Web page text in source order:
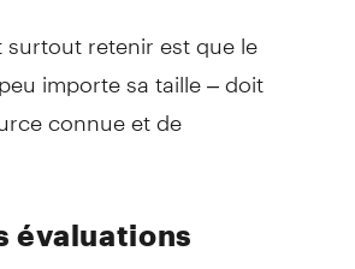
surtout retenir est que le
importe sa taille – doit
connue et de
évaluations